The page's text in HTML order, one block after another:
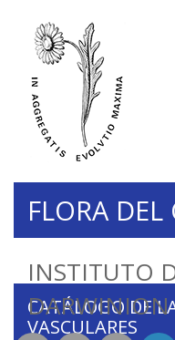
INSTITUTO
DARWINION
FLORA
CATÁLOGO DE
VASCULARES